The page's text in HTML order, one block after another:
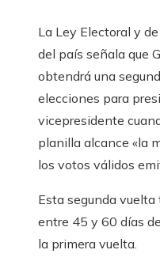
La Ley Electoral y
del país señala que
obtendrá una
elecciones para
vicepresidente
planilla alcance «la
los votos válidos
Esta segunda vuelta
entre 45 y 60 días
la primera vuelta.